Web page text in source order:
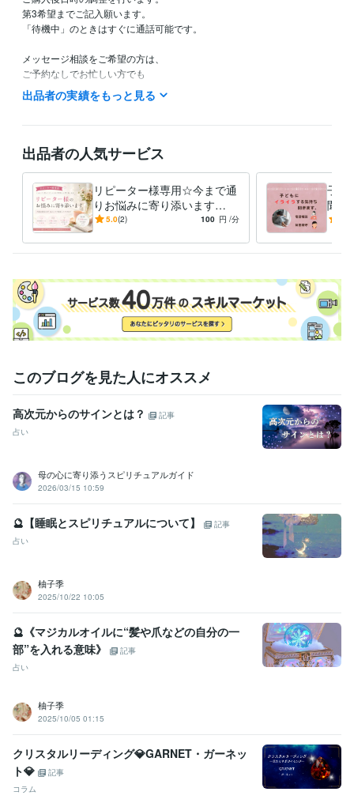
第3希望までご記入願います。
「待機中」のときはすぐに通話可能です。
メッセージ相談をご希望の方は、
ご予約なしでお忙しい方でも
隙間時間にメッセージを送ったり、
経験職種
ライフスタイル・その他 / 占い師
ライフスタイル・その他 / その他 経験年数 : 19年
資格・検定
認定レイキティーチャー 取得年 : 2005年
理学療法士 取得年 : 1993年
占い オラクルカードリーディング チャネリング ダウンジング レ
イキヒーリング
数秘術
占い スピリチュアル
出品者の実績をもっと見る
出品者の人気サービス
リピーター様専用☆今まで通
りお悩みに寄り添います
【リピーター様専用】通話サ
5.0(2) 100 円 /分
子ど
聞き
児の
このブログを見た人にオススメ
高次元からのサインとは？
記事
占い
母の心に寄り添うスピリチュアルガイド
2026/03/15 10:59
🔮【睡眠とスピリチュアルについて】
記事
占い
柚子季
2025/10/22 10:05
🔮《マジカルオイルに“髪や爪などの自分の一
部”を入れる意味》
記事
占い
柚子季
2025/10/05 01:15
クリスタルリーディング💎GARNET・ガーネッ
ト💎
記事
コラム